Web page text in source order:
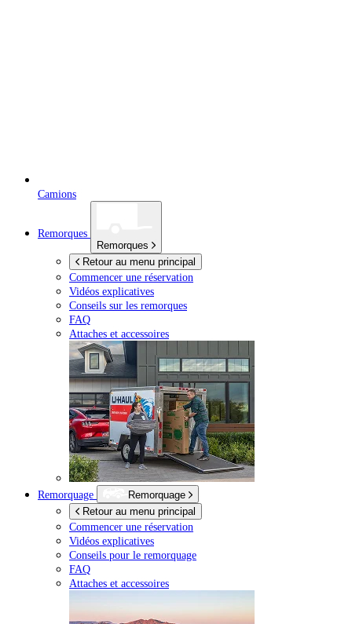
Camions
Remorques
Remorques
Retour au menu principal
Commencer une réservation
Vidéos explicatives
Conseils sur les remorques
FAQ
Attaches et accessoires
Remorquage
Remorquage
Retour au menu principal
Commencer une réservation
Vidéos explicatives
Conseils pour le remorquage
FAQ
Attaches et accessoires